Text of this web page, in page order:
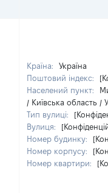
Країна:
Україна
Поштовий індекс:
Населений пункт:
/ Київська область /
Тип вулиці:
Вулиця:
Номер будинку:
Номер корпусу:
Номер квартири: